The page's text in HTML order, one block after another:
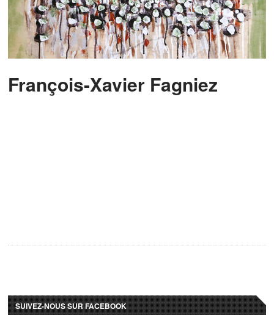
François-Xavier Fagniez
SUIVEZ-NOUS SUR FACEBOOK